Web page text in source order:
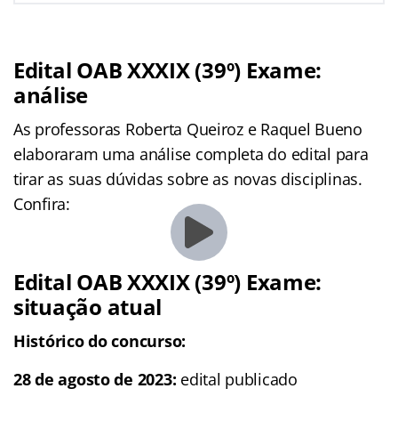
Edital OAB XXXIX (39º) Exame:
análise
As professoras Roberta Queiroz e Raquel Bueno
elaboraram uma análise completa do edital para
tirar as suas dúvidas sobre as novas disciplinas.
Confira:
Edital OAB XXXIX (39º) Exame:
situação atual
Histórico do concurso:
28 de agosto de 2023: edital publicado